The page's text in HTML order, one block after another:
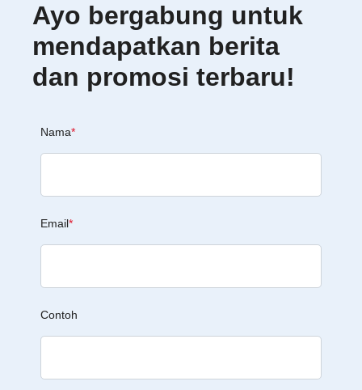
Ayo bergabung untuk
mendapatkan berita
dan promosi terbaru!
Nama*
Email*
Contoh